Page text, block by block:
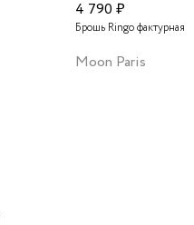
4 790 ₽
Брошь Ringo фактурная
Moon Paris